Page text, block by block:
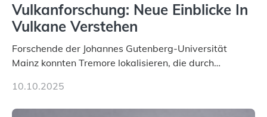
Vulkanforschung: Neue Einblicke In
Vulkane Verstehen
Forschende der Johannes Gutenberg-Universität
Mainz konnten Tremore lokalisieren, die durch
Vulkan? Was passiert in der Erde darunter? Wo
entstehen Erschütterungen – Tremore genannt –
10.10.2025